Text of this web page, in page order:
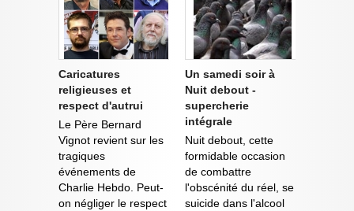
Caricatures
religieuses et
respect d'autrui
Le Père Bernard
Vignot revient sur les
tragiques
événements de
Charlie Hebdo. Peut-
on négliger le respect
Un samedi soir à
Nuit debout -
supercherie
intégrale
Nuit debout, cette
formidable occasion
de combattre
l'obscénité du réel, se
suicide dans l'alcool